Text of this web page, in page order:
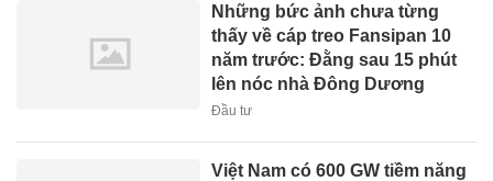
Những bức ảnh chưa từng
thấy về cáp treo Fansipan 10
năm trước: Đằng sau 15 phút
lên nóc nhà Đông Dương
Đầu tư
Việt Nam có 600 GW tiềm năng